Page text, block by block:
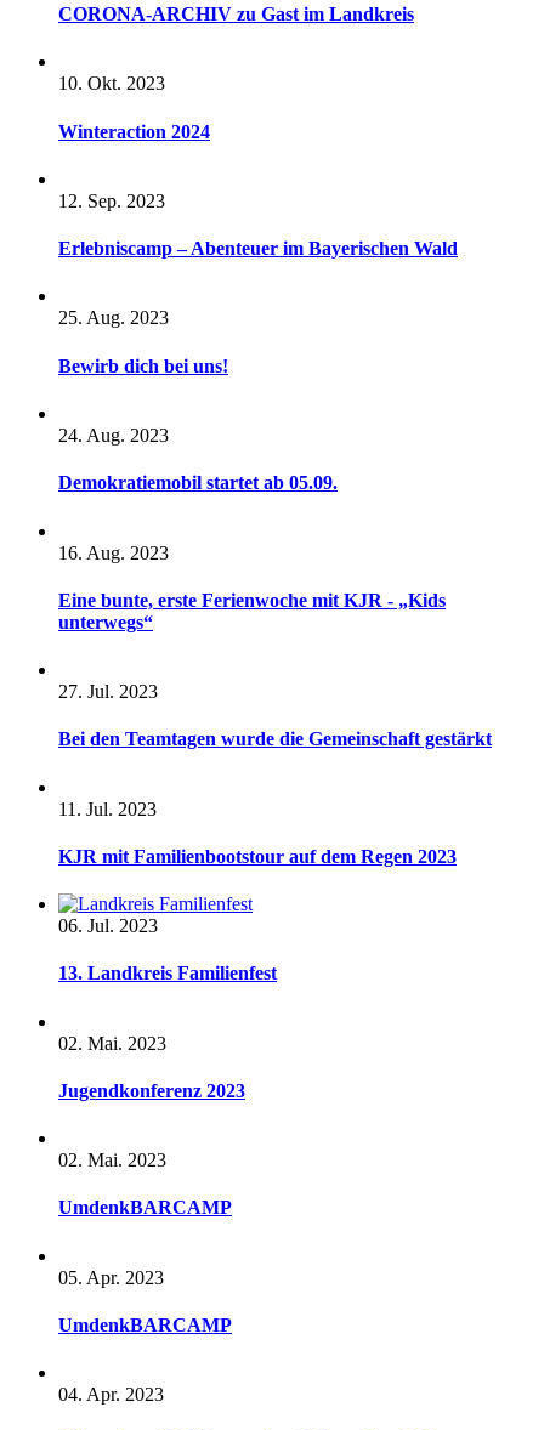
CORONA-ARCHIV zu Gast im Landkreis
10. Okt. 2023
Winteraction 2024
12. Sep. 2023
Erlebniscamp – Abenteuer im Bayerischen Wald
25. Aug. 2023
Bewirb dich bei uns!
24. Aug. 2023
Demokratiemobil startet ab 05.09.
16. Aug. 2023
Eine bunte, erste Ferienwoche mit KJR - „Kids
unterwegs“
27. Jul. 2023
Bei den Teamtagen wurde die Gemeinschaft gestärkt
11. Jul. 2023
KJR mit Familienbootstour auf dem Regen 2023
06. Jul. 2023
13. Landkreis Familienfest
02. Mai. 2023
Jugendkonferenz 2023
02. Mai. 2023
UmdenkBARCAMP
05. Apr. 2023
UmdenkBARCAMP
04. Apr. 2023